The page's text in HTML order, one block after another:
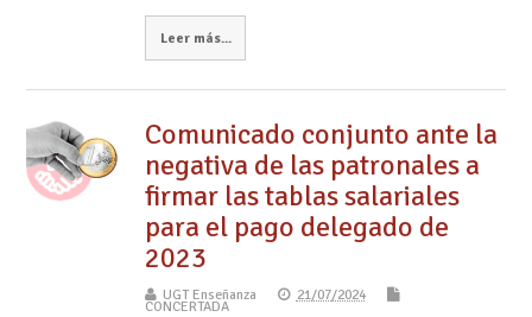
Leer más...
Comunicado conjunto ante la
negativa de las patronales a
firmar las tablas salariales
para el pago delegado de
2023
UGT Enseñanza 21/07/2024
CONCERTADA